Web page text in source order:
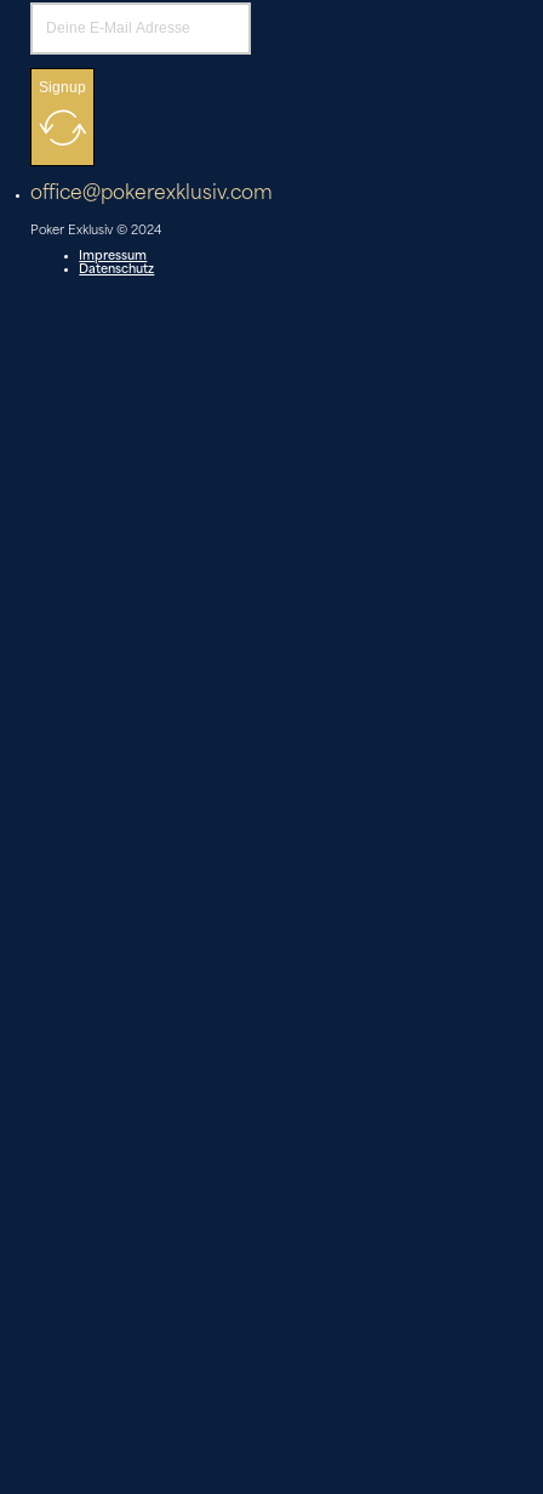
Signup
office@pokerexklusiv.com
Poker Exklusiv © 2024
Impressum
Datenschutz